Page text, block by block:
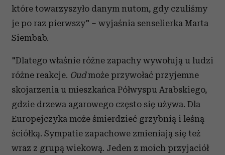
które towarzyszyło danym nutom, gdy czuliśmy
je po raz pierwszy" – wyjaśnia senselierka Marta
Siembab.
"Dlatego właśnie różne zapachy wywołują u ludzi
różne reakcje. Oudmoże przywołać przyjemne
skojarzenia u mieszkańca Półwyspu Arabskiego,
gdzie drzewa agarowego często się używa. Dla
Europejczyka może śmierdzieć grzybnią i leśną
ściółką. Sympatie zapachowe zmieniają się też
wraz z grupą wiekową. Jeden z moich przyjaciół